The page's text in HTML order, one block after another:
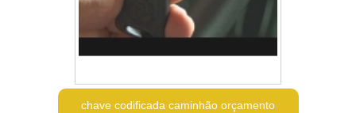
chave codificada caminhão orçamento